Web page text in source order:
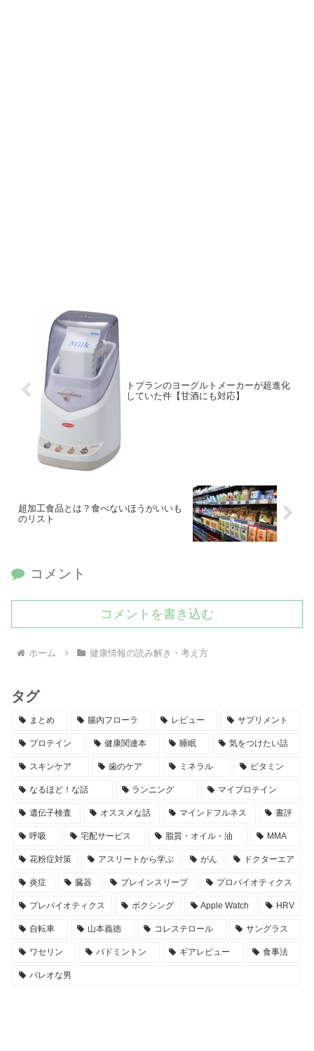
トプランのヨーグルトメーカーが超進化
していた件【甘酒にも対応】
超加工食品とは？食べないほうがいいも
のリスト
コメント
コメントを書き込む
ホーム 健康情報の読み解き・考え方
タグ
まとめ 腸内フローラ レビュー サプリメント
プロテイン 健康関連本 睡眠 気をつけたい話
スキンケア 歯のケア ミネラル ビタミン
なるほど！な話 ランニング マイプロテイン
遺伝子検査 オススメな話 マインドフルネス 書評
呼吸 宅配サービス 脂質・オイル・油 MMA
花粉症対策 アスリートから学ぶ がん ドクターエア
炎症 臓器 ブレインスリープ プロバイオティクス
プレバイオティクス ボクシング Apple Watch HRV
自転車 山本義徳 コレステロール サングラス
ワセリン バドミントン ギアレビュー 食事法
パレオな男